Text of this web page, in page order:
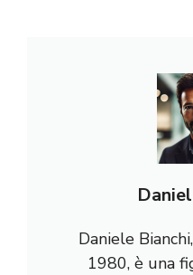
Daniele
1980, è una